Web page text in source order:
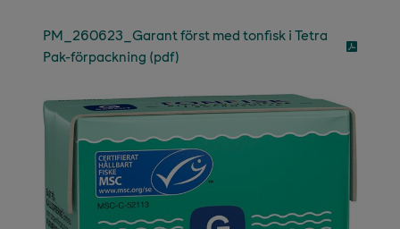
PM_260623_Garant först med tonfisk i Tetra
Pak-förpackning (pdf)